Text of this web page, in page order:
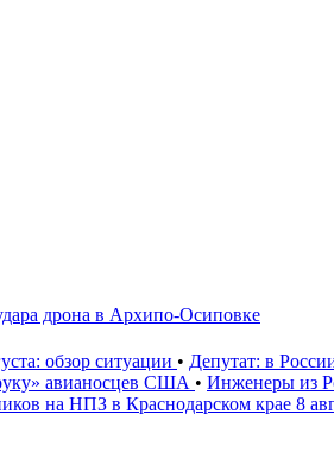
дрона в Архипо-Осиповке
обзор ситуации • Депутат: в
авианосцев США • Инженеры из
на НПЗ в Краснодарском крае 8